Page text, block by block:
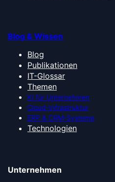
Blog & Wissen
Blog
Publikationen
IT-Glossar
Themen
KI für Unternehmen
Cloud-Infrastruktur
ERP & CRM-Systeme
Technologien
Unternehmen